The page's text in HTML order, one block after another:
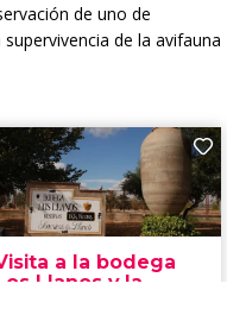
de uno de
de la avifauna